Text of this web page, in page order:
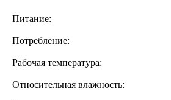
Питание:
Потребление:
Рабочая температура:
Относительная влажность: